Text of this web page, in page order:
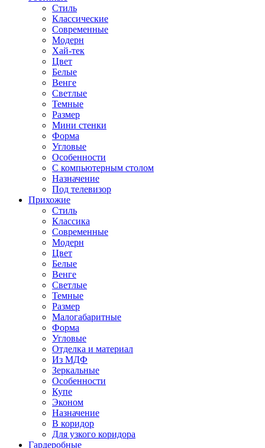
Стиль
Классические
Современные
Модерн
Хай-тек
Цвет
Белые
Венге
Светлые
Темные
Размер
Мини стенки
Форма
Угловые
Особенности
С компьютерным столом
Назначение
Под телевизор
Прихожие
Стиль
Классика
Современные
Модерн
Цвет
Белые
Венге
Светлые
Темные
Размер
Малогабаритные
Форма
Угловые
Отделка и материал
Из МДФ
Зеркальные
Особенности
Купе
Эконом
Назначение
В коридор
Для узкого коридора
Гардеробные